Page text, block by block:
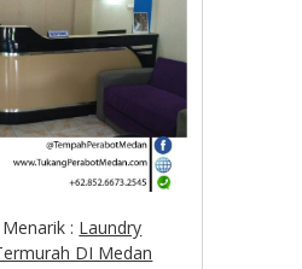
: Laundry
DI Medan